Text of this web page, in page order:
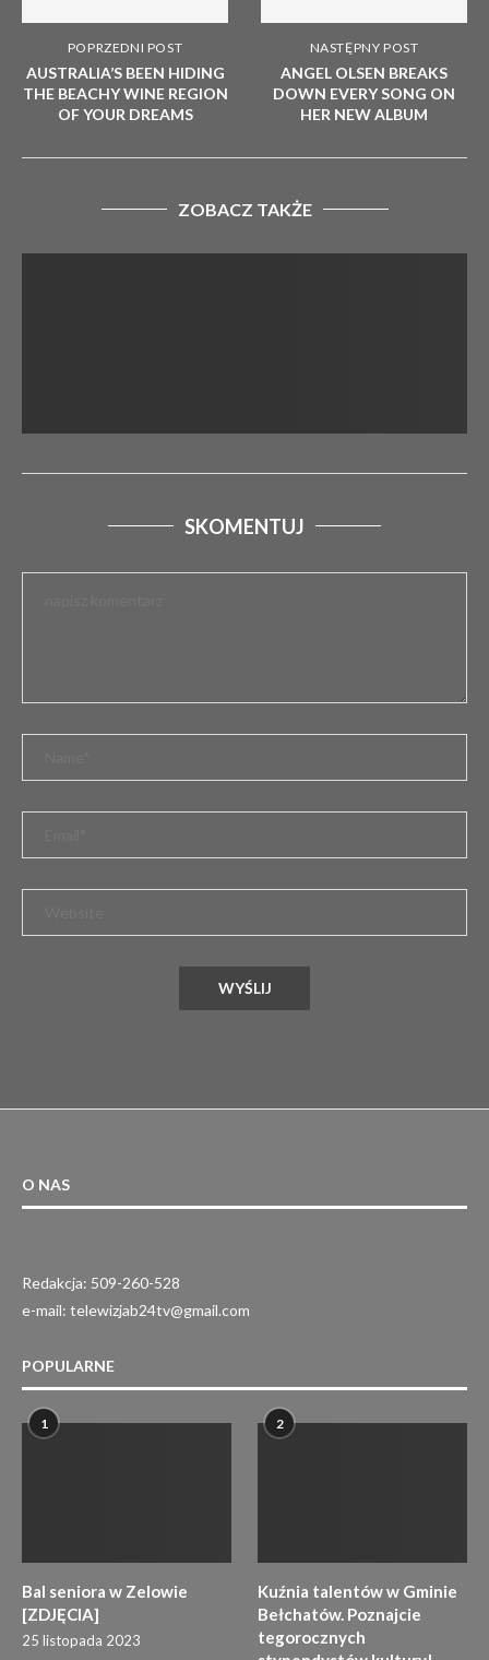
POPRZEDNI POST
AUSTRALIA’S BEEN HIDING
THE BEACHY WINE REGION
OF YOUR DREAMS
NASTĘPNY POST
ANGEL OLSEN BREAKS
DOWN EVERY SONG ON
HER NEW ALBUM
ZOBACZ TAKŻE
CZEKAJĄ NAS SIARCZYSTE MROZY W
SKOMENTUJ
O NAS
Redakcja: 509-260-528
e-mail: telewizjab24tv@gmail.com
POPULARNE
1
Bal seniora w Zelowie
[ZDJĘCIA]
25 listopada 2023
2
Kuźnia talentów w Gminie
Bełchatów. Poznajcie
tegorocznych